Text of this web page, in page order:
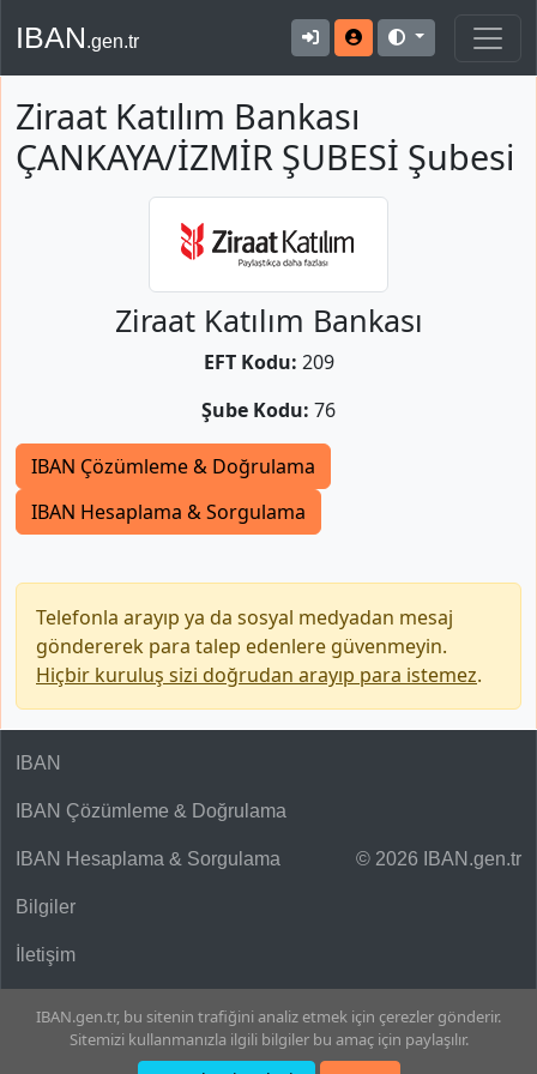
IBAN.gen.tr
Ziraat Katılım Bankası
ÇANKAYA/İZMİR ŞUBESİ Şubesi
Ziraat Katılım Bankası
EFT Kodu: 209
Şube Kodu: 76
IBAN Çözümleme & Doğrulama
IBAN Hesaplama & Sorgulama
Telefonla arayıp ya da sosyal medyadan mesaj
göndererek para talep edenlere güvenmeyin.
Hiçbir kuruluş sizi doğrudan arayıp para istemez.
© 2026 IBAN.gen.tr
IBAN
IBAN Çözümleme & Doğrulama
IBAN Hesaplama & Sorgulama
Bilgiler
İletişim
IBAN.gen.tr, bu sitenin trafiğini analiz etmek için çerezler gönderir.
Sitemizi kullanmanızla ilgili bilgiler bu amaç için paylaşılır.